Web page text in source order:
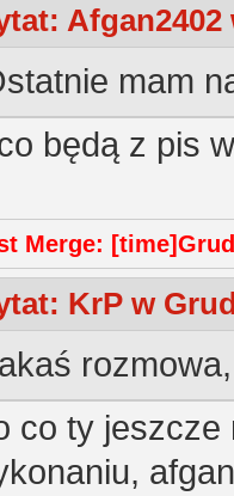
Afgan2402
mam
będą z pis
Merge:
KrP w
co ty jeszcze